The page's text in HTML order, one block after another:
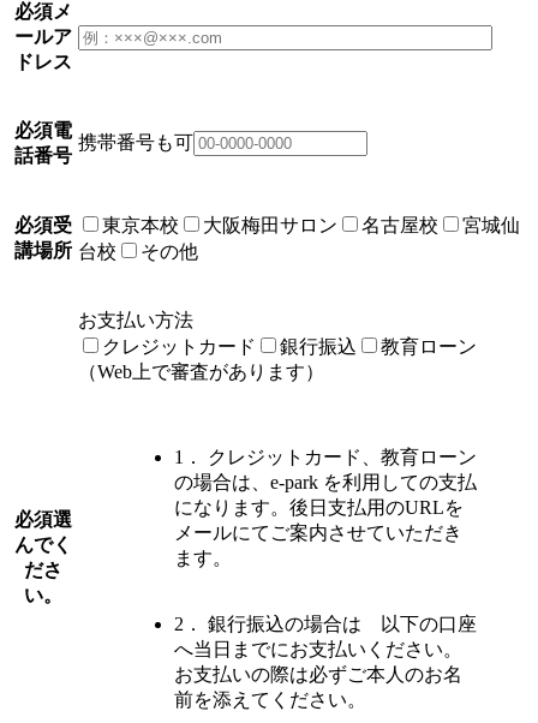
必須メ
ールア
ドレス
必須電
話番号
携帯番号も可
必須受
講場所
東京本校 大阪梅田サロン 名古屋校
宮城仙
台校
その他
必須選
んでく
ださ
い。
お支払い方法
クレジットカード
銀行振込
教育ローン
（Web上で審査があります）
1． クレジットカード、教育ローン
の場合は、e-park を利用しての支払
になります。後日支払用のURLを
メールにてご案内させていただき
ます。
2． 銀行振込の場合は 以下の口座
へ当日までにお支払いください。
お支払いの際は必ずご本人のお名
前を添えてください。